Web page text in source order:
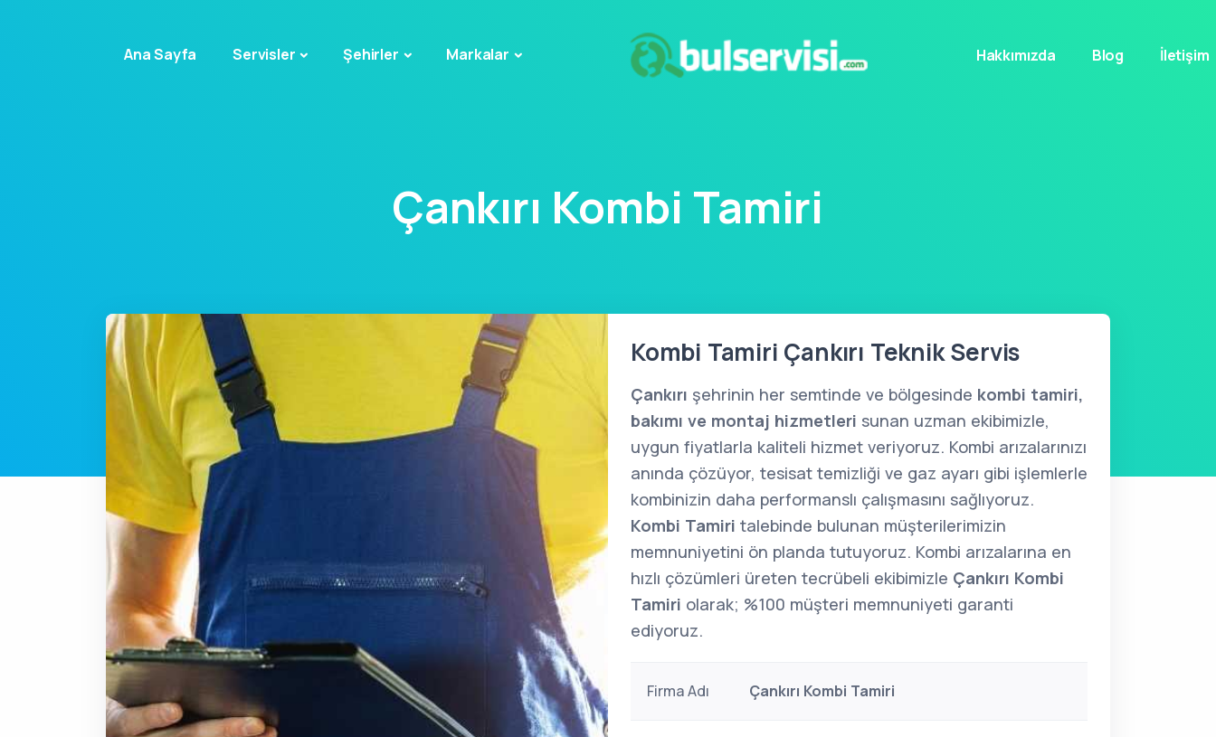
Ana Sayfa Servisler Şehirler Markalar Hakkımızda Blog İletişim
Çankırı Kombi Tamiri
Kombi Tamiri Çankırı Teknik Servis
Çankırı şehrinin her semtinde ve bölgesinde kombi tamiri,
bakımı ve montaj hizmetleri sunan uzman ekibimizle,
uygun fiyatlarla kaliteli hizmet veriyoruz. Kombi arızalarınızı
anında çözüyor, tesisat temizliği ve gaz ayarı gibi işlemlerle
kombinizin daha performanslı çalışmasını sağlıyoruz.
Kombi Tamiri talebinde bulunan müşterilerimizin
memnuniyetini ön planda tutuyoruz. Kombi arızalarına en
hızlı çözümleri üreten tecrübeli ekibimizle Çankırı Kombi
Tamiri olarak; %100 müşteri memnuniyeti garanti
ediyoruz.
Firma Adı Çankırı Kombi Tamiri